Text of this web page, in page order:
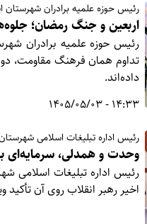
رئیس حوزه علمیه برادران شهرستان
اربعین و جنگ رمضان؛
رئیس حوزه علمیه برادران
تداوم همان فرهنگ مقاومت،
داده‌اند.
14:33 - 1405/05/03
رئیس اداره تبلیغات اسلامی
وحدت و همدلی، سرمایه‌ای
رئیس اداره تبلیغات اسلامی
اخیر رهبر انقلاب روی آن